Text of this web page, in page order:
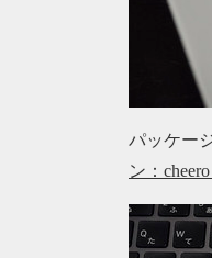
パッケー
ン：